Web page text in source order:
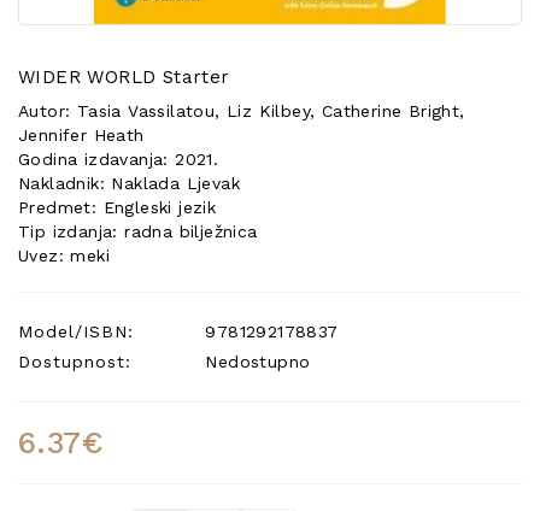
WIDER WORLD Starter
Autor: Tasia Vassilatou, Liz Kilbey, Catherine Bright,
Jennifer Heath
Godina izdavanja: 2021.
Nakladnik: Naklada Ljevak
Predmet: Engleski jezik
Tip izdanja: radna bilježnica
Uvez: meki
Model/ISBN:
9781292178837
Dostupnost:
Nedostupno
6.37€